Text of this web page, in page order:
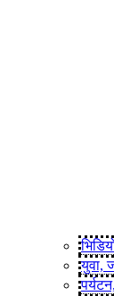
युवा,